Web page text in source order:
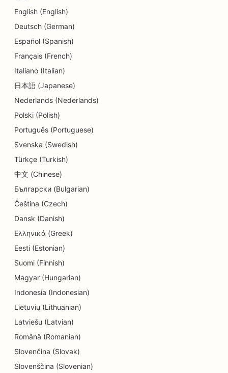
English (English)
Deutsch (German)
Español (Spanish)
Français (French)
Italiano (Italian)
日本語 (Japanese)
Nederlands (Nederlands)
Polski (Polish)
Português (Portuguese)
Svenska (Swedish)
Türkçe (Turkish)
中文 (Chinese)
Български (Bulgarian)
Čeština (Czech)
Dansk (Danish)
Ελληνικά (Greek)
Eesti (Estonian)
Suomi (Finnish)
Magyar (Hungarian)
Indonesia (Indonesian)
Lietuvių (Lithuanian)
Latviešu (Latvian)
Română (Romanian)
Slovenčina (Slovak)
Slovenščina (Slovenian)